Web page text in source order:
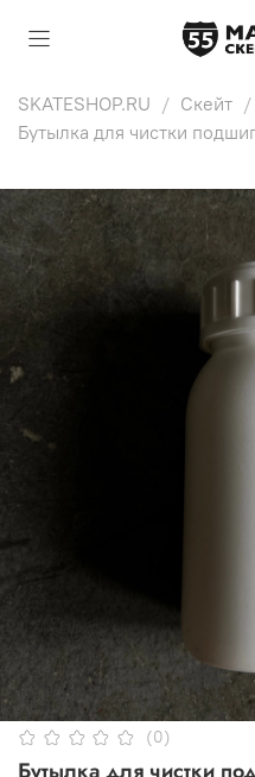
SKATESHOP.RU Скейт
Бутылка для чистки
(0)
Бутылка для чистки